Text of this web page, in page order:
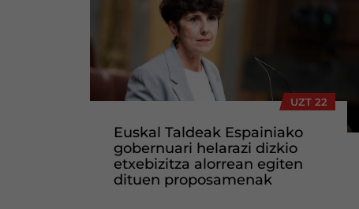
UZT 22
Euskal Taldeak Espainiako
gobernuari helarazi dizkio
etxebizitza alorrean egiten
dituen proposamenak